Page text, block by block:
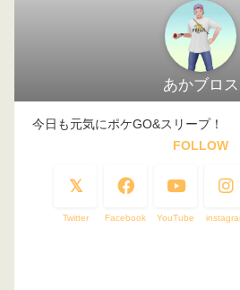
あかブロス
今日も元気にポケGO&スリープ！
FOLLOW
Twitter Facebook YouTube